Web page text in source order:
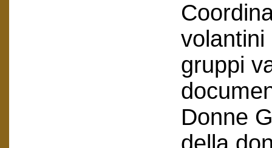
volantini
gruppi
Donne